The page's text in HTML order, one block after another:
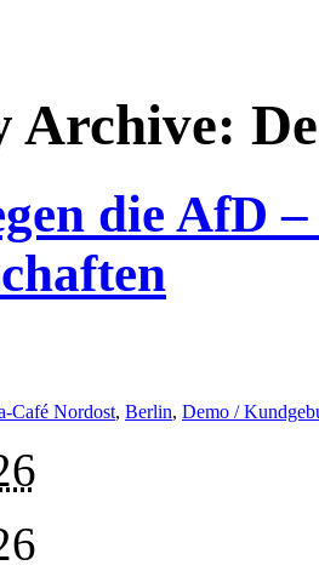
Archive:
die AfD
Café Nordost, Berlin, Demo /